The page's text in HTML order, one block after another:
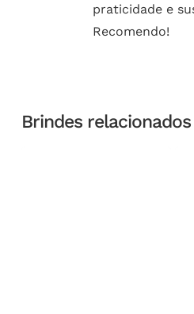
praticidade e
Recomendo!
Brindes relacionados